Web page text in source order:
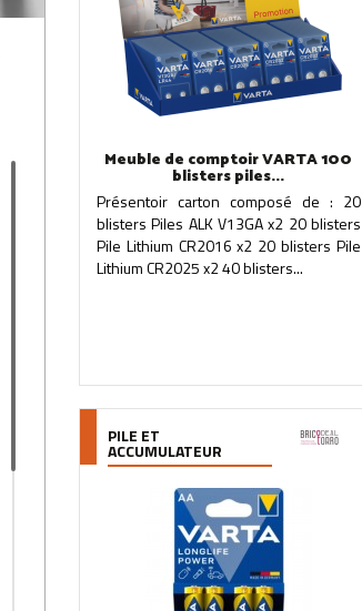
Meuble de comptoir VARTA 100
blisters piles...
Présentoir carton composé de : 20
blisters Piles ALK V13GA x2 20 blisters
Pile Lithium CR2016 x2 20 blisters Pile
Lithium CR2025 x2 40 blisters...
PILE ET
ACCUMULATEUR